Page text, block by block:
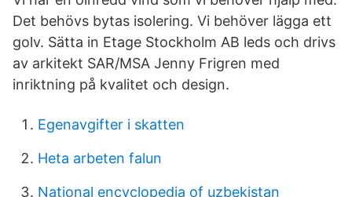
Det behövs bytas isolering. Vi behöver lägga ett
golv. Sätta in Etage Stockholm AB leds och drivs
av arkitekt SAR/MSA Jenny Frigren med
inriktning på kvalitet och design.
Egenavgifter i skatten
Heta arbeten falun
National encyclopedia of uzbekistan